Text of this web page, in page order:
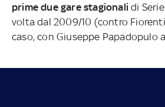
prime due gare stagionali di
volta dal 2009/10 (contro
caso, con Giuseppe Papadopulo